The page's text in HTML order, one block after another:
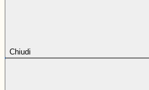
Chiudi